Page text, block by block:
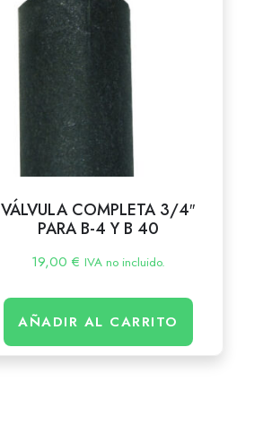
VÁLVULA COMPLETA 3/4″
PARA B-4 Y B 40
19,00 € IVA no incluido.
AÑADIR AL CARRITO